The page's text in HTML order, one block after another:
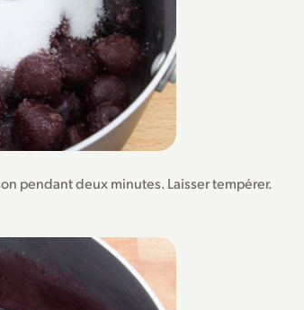
pendant deux minutes. Laisser tempérer.